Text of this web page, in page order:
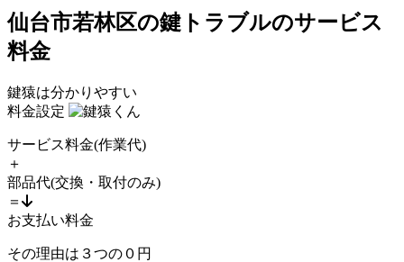
仙台市若林区の鍵トラブルのサービス
料金
鍵猿は分かりやすい
料金設定
サービス料金(作業代)
＋
部品代(交換・取付のみ)
＝
お支払い料金
その理由は ３つの０ 円